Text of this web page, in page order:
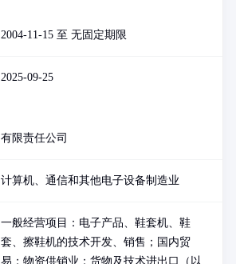
2004-11-15 至 无固定期限
2025-09-25
有限责任公司
计算机、通信和其他电子设备制造业
一般经营项目：电子产品、鞋套机、鞋
套、擦鞋机的技术开发、销售；国内贸
易；物资供销业；货物及技术进出口（以